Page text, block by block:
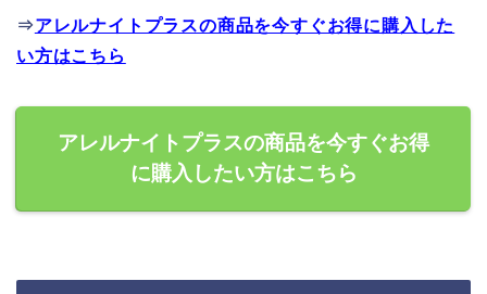
⇒アレルナイトプラスの商品を今すぐお得に購入した
い方はこちら
アレルナイトプラスの商品を今すぐお得
に購入したい方はこちら